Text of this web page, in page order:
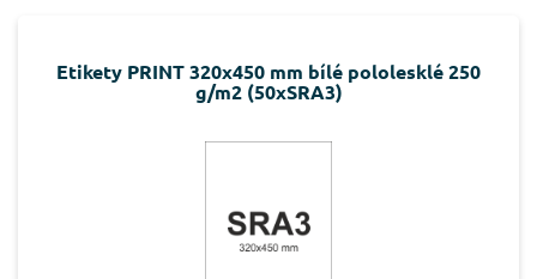
Etikety PRINT 320x450 mm bílé pololesklé 250
g/m2 (50xSRA3)